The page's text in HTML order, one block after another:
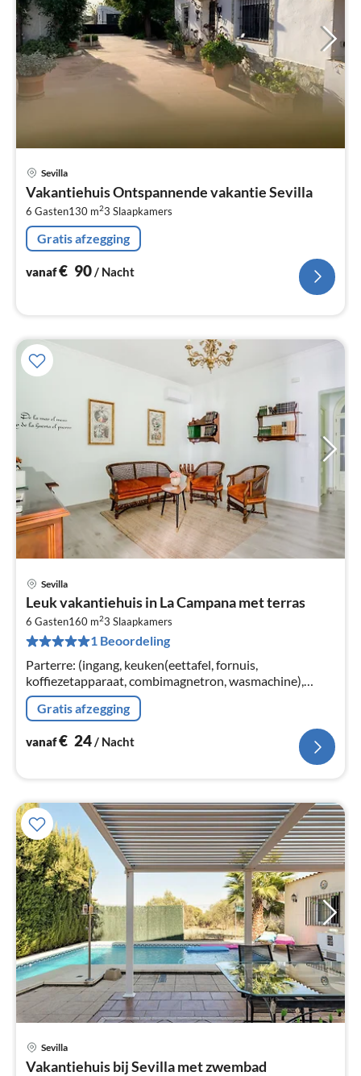
Sevilla
Vakantiehuis Ontspannende vakantie Sevilla
6 Gasten130 m23 Slaapkamers
Gratis afzegging
vanaf€ 90/ Nacht
Sevilla
Leuk vakantiehuis in La Campana met terras
6 Gasten160 m23 Slaapkamers
1 Beoordeling
Parterre: (ingang, keuken(eettafel, fornuis,
koffiezetapparaat, combimagnetron, wasmachine),
woon/eetkamer(eettafel), slaapkamer met badkamer(2-
pers.Gratis afzegging
vanaf€ 24/ Nacht
Sevilla
Vakantiehuis bij Sevilla met zwembad